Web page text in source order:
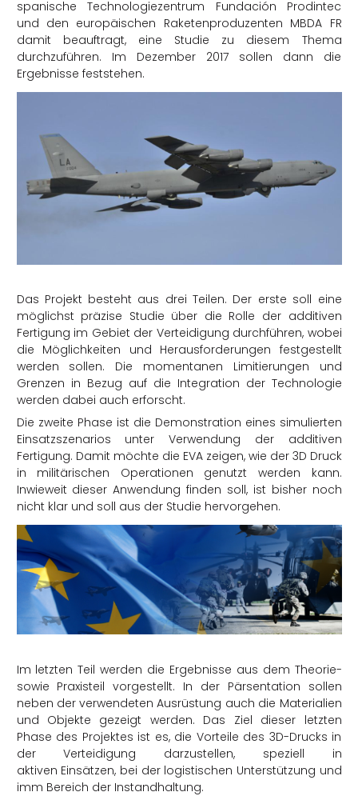
spanische Technologiezentrum Fundación Prodintec
und den europäischen Raketenproduzenten MBDA FR
damit beauftragt, eine Studie zu diesem Thema
durchzuführen. Im Dezember 2017 sollen dann die
Ergebnisse feststehen.
Das Projekt besteht aus drei Teilen. Der erste soll eine
möglichst präzise Studie über die Rolle der additiven
Fertigung im Gebiet der Verteidigung durchführen, wobei
die Möglichkeiten und Herausforderungen festgestellt
werden sollen. Die momentanen Limitierungen und
Grenzen in Bezug auf die Integration der Technologie
werden dabei auch erforscht.
Die zweite Phase ist die Demonstration eines simulierten
Einsatzszenarios unter Verwendung der additiven
Fertigung. Damit möchte die EVA zeigen, wie der 3D Druck
in militärischen Operationen genutzt werden kann.
Inwieweit dieser Anwendung finden soll, ist bisher noch
nicht klar und soll aus der Studie hervorgehen.
Im letzten Teil werden die Ergebnisse aus dem Theorie-
sowie Praxisteil vorgestellt. In der Pärsentation sollen
neben der verwendeten Ausrüstung auch die Materialien
und Objekte gezeigt werden. Das Ziel dieser letzten
Phase des Projektes ist es, die Vorteile des 3D-Drucks in
der Verteidigung darzustellen, speziell in
aktiven Einsätzen, bei der logistischen Unterstützung und
imm Bereich der Instandhaltung.